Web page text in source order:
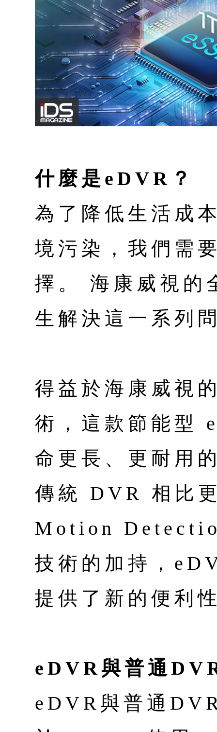
什麼是eDVR？
為了降低生活成
境污染，我們需
擇。 海康威視的
生解決這一系列
得益於海康威視
術，這款節能型
命更長、更耐用
傳統 DVR 相比
Motion
技術的加持，
提供了新的便利
eDVR與普通
eDVR與普通